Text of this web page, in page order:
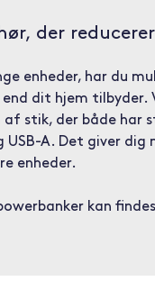
der
enheder, har du
dit hjem tilbyder.
af stik, der både har
USB-A. Det giver dig
enheder.
kan